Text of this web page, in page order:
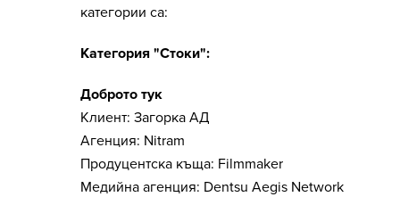
категории са:
Категория "Стоки":
Доброто тук
Клиент: Загорка АД
Агенция: Nitram
Продуцентска къща: Filmmaker
Медийна агенция: Dentsu Aegis Network